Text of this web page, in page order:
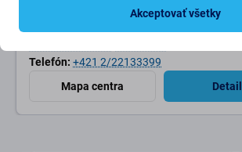
Telefón: +421 2/22133399
Po - Pia: 09 - 19
Mapa centra Detail
Akceptovať všetky